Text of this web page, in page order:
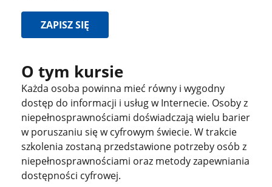
ZAPISZ SIĘ
O tym kursie
Każda osoba powinna mieć równy i wygodny
dostęp do informacji i usług w Internecie. Osoby z
niepełnosprawnościami doświadczają wielu barier
w poruszaniu się w cyfrowym świecie. W trakcie
szkolenia zostaną przedstawione potrzeby osób z
niepełnosprawnościami oraz metody zapewniania
dostępności cyfrowej.